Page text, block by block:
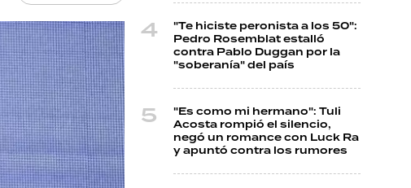
"Te hiciste peronista a los 50":
Pedro Rosemblat estalló
contra Pablo Duggan por la
"soberanía" del país
"Es como mi hermano": Tuli
Acosta rompió el silencio,
negó un romance con Luck Ra
y apuntó contra los rumores